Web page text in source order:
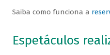
Saiba como funciona a
Espetáculos